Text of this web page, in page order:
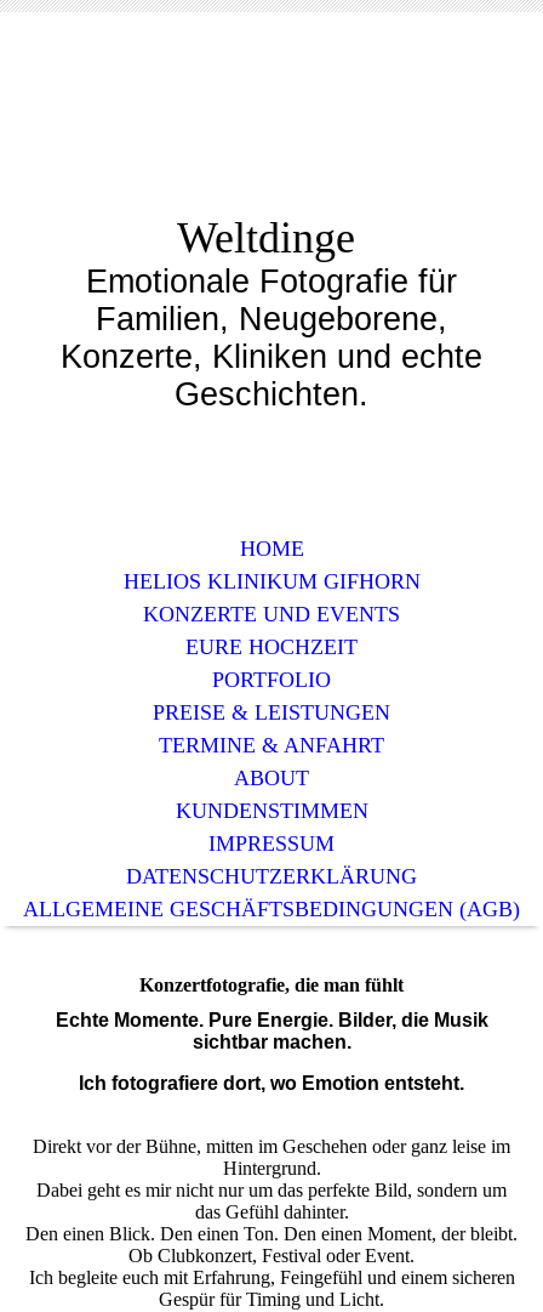
Weltdinge
Emotionale Fotografie für
Familien, Neugeborene,
Konzerte, Kliniken und echte
Geschichten.
HOME
HELIOS KLINIKUM GIFHORN
KONZERTE UND EVENTS
EURE HOCHZEIT
PORTFOLIO
PREISE & LEISTUNGEN
TERMINE & ANFAHRT
ABOUT
KUNDENSTIMMEN
IMPRESSUM
DATENSCHUTZERKLÄRUNG
ALLGEMEINE GESCHÄFTSBEDINGUNGEN (AGB)
Konzertfotografie, die man fühlt
Echte Momente. Pure Energie. Bilder, die Musik
sichtbar machen.
Ich fotografiere dort, wo Emotion entsteht.
Direkt vor der Bühne, mitten im Geschehen oder ganz leise im
Hintergrund.
Dabei geht es mir nicht nur um das perfekte Bild, sondern um
das Gefühl dahinter.
Den einen Blick. Den einen Ton. Den einen Moment, der bleibt.
Ob Clubkonzert, Festival oder Event.
Ich begleite euch mit Erfahrung, Feingefühl und einem sicheren
Gespür für Timing und Licht.